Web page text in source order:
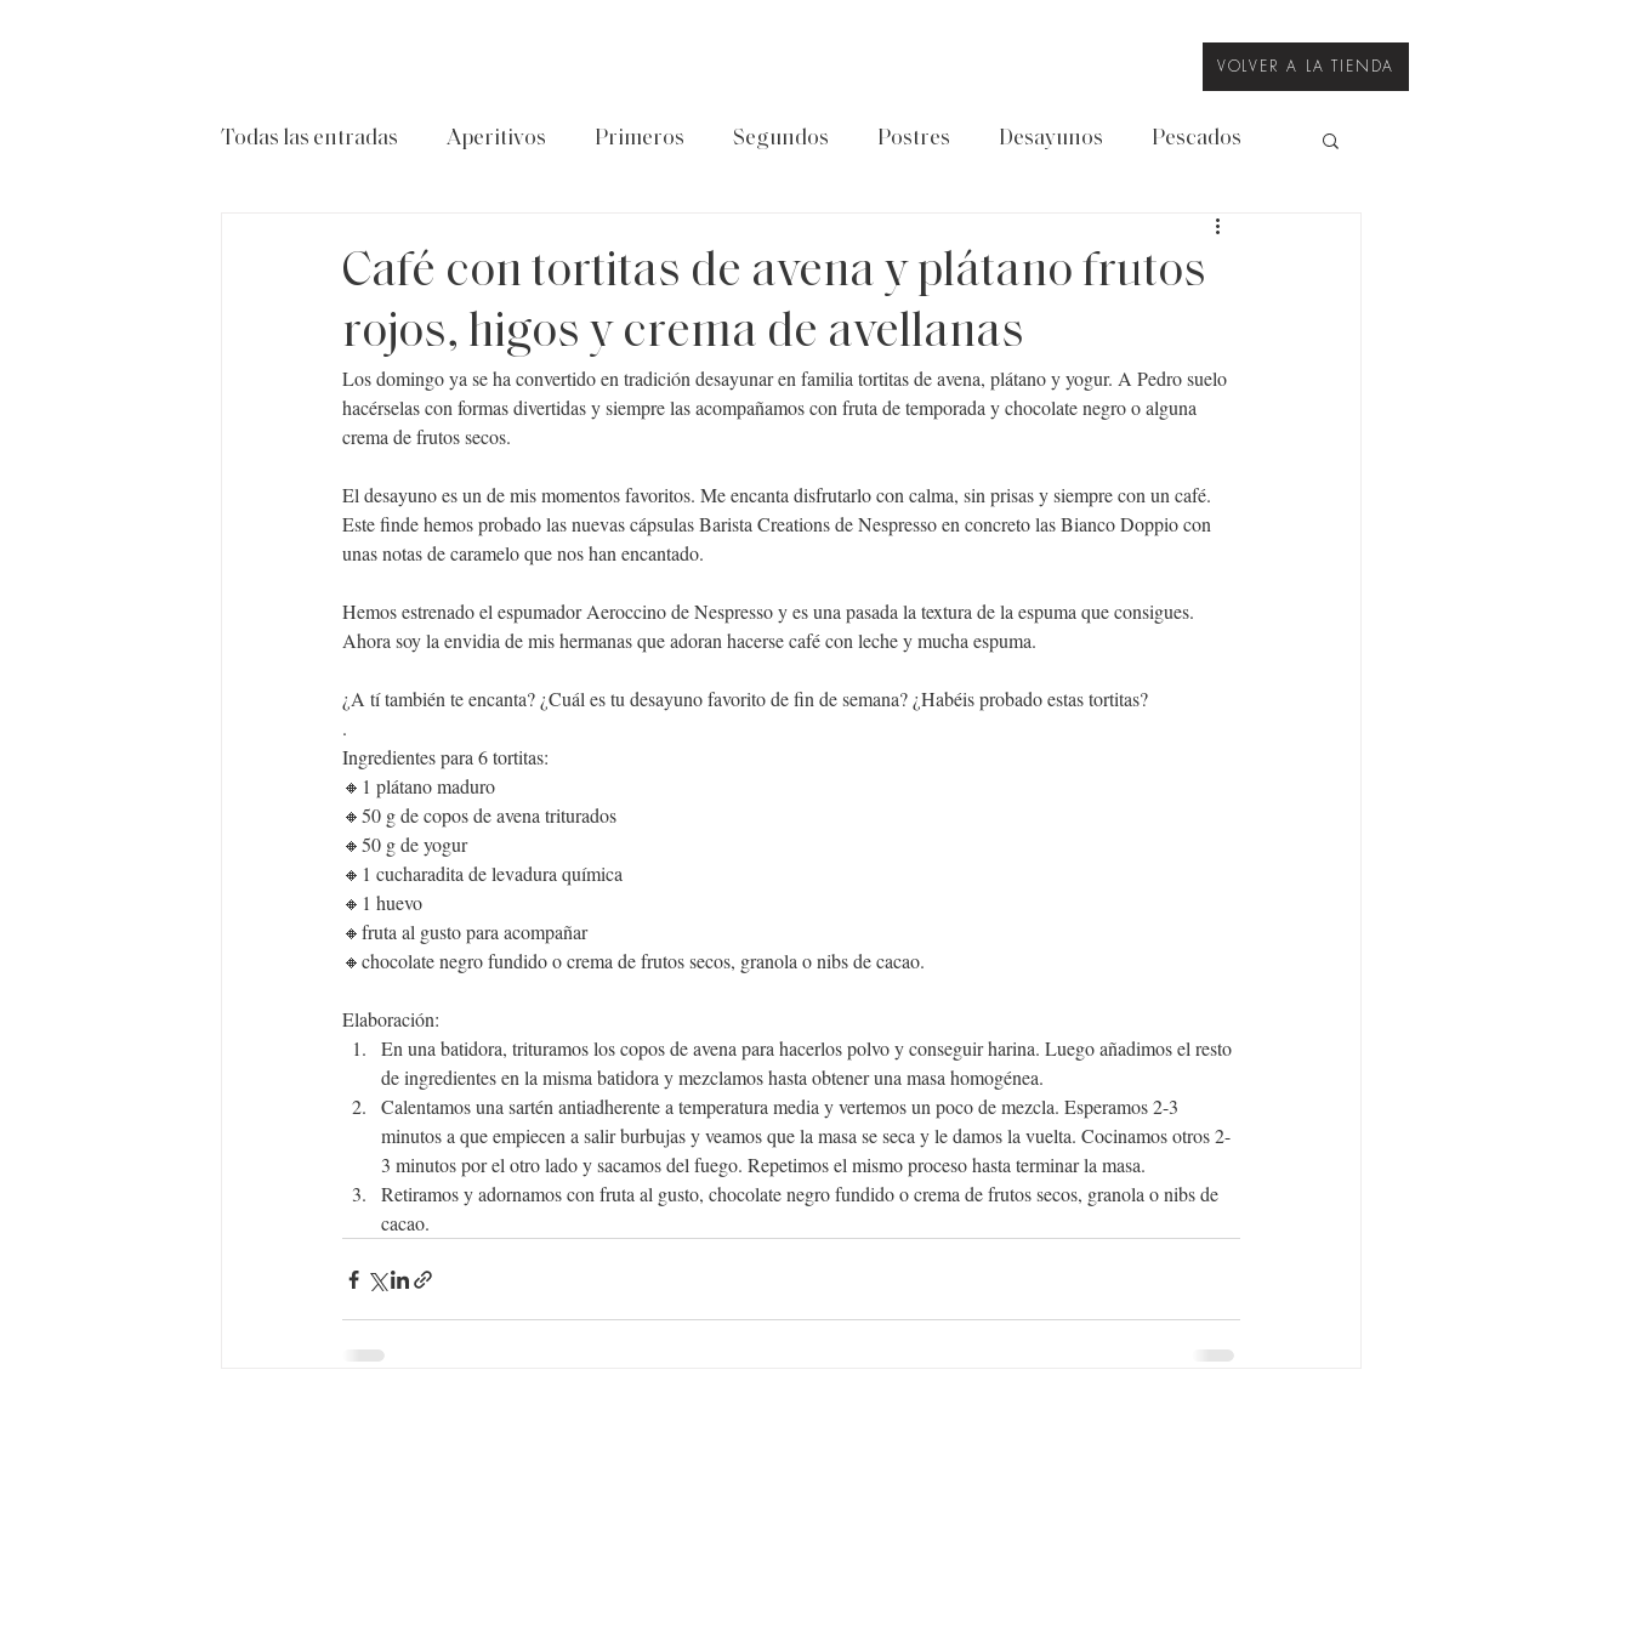
VOLVER A LA TIENDA
Todas las entradas Aperitivos Primeros Segundos Postres Desayunos Pescados
Legumbres
Café con tortitas de avena y plátano frutos
rojos, higos y crema de avellanas
Los domingo ya se ha convertido en tradición desayunar en familia tortitas de avena, plátano y yogur. A Pedro suelo
hacérselas con formas divertidas y siempre las acompañamos con fruta de temporada y chocolate negro o alguna
crema de frutos secos.
El desayuno es un de mis momentos favoritos. Me encanta disfrutarlo con calma, sin prisas y siempre con un café.
Este finde hemos probado las nuevas cápsulas Barista Creations de Nespresso en concreto las Bianco Doppio con
unas notas de caramelo que nos han encantado.
Hemos estrenado el espumador Aeroccino de Nespresso y es una pasada la textura de la espuma que consigues.
Ahora soy la envidia de mis hermanas que adoran hacerse café con leche y mucha espuma.
¿A tí también te encanta? ¿Cuál es tu desayuno favorito de fin de semana? ¿Habéis probado estas tortitas?
.
Ingredientes para 6 tortitas:
🔸1 plátano maduro
🔸50 g de copos de avena triturados
🔸50 g de yogur
🔸1 cucharadita de levadura química
🔸1 huevo
🔸fruta al gusto para acompañar
🔸chocolate negro fundido o crema de frutos secos, granola o nibs de cacao.
Elaboración:
En una batidora, trituramos los copos de avena para hacerlos polvo y conseguir harina. Luego añadimos el resto
de ingredientes en la misma batidora y mezclamos hasta obtener una masa homogénea.
Calentamos una sartén antiadherente a temperatura media y vertemos un poco de mezcla. Esperamos 2-3
minutos a que empiecen a salir burbujas y veamos que la masa se seca y le damos la vuelta. Cocinamos otros 2-
3 minutos por el otro lado y sacamos del fuego. Repetimos el mismo proceso hasta terminar la masa.
Retiramos y adornamos con fruta al gusto, chocolate negro fundido o crema de frutos secos, granola o nibs de
cacao.